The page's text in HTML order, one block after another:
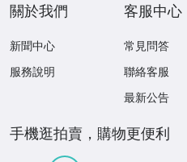
關於我們
新聞中心
服務說明
客服中心
常見問答
聯絡客服
最新公告
手機逛拍賣，購物更便利